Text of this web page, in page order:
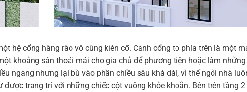
hệ cổng hàng rào vô cùng kiên cố. Cánh cổng to phía trên là một
khoảng sân thoải mái cho gia chủ để phương tiện hoặc làm
ngang nhưng lại bù vào phần chiều sâu khá dài, vì thế ngôi nhà
trang trí với những chiếc cột vuông khỏe khoắn. Bên trên tầng 2